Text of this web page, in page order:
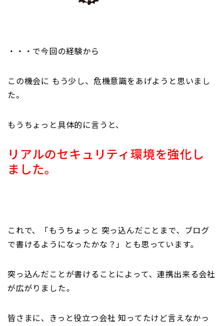
・・・で今回の経験から
この機会に もう少し、危機意識をあげようと思いまし
た。
もうちょっと具体的に言うと、
リアルのセキュリティ環境を強化し
ました。
これで、「もうちょっと 突っ込んだことまで、ブログ
で書けるようになったかな？」とも思っています。
突っ込んだことが書けることによって、連携出来る会社
が広がりました。
皆さまに、きっと役立つ会社 知ってたけど言えなかっ